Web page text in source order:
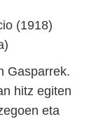
(1918)
Gasparrek.
hitz egiten
eta